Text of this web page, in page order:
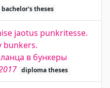
bachelor's theses
jaotus punkritesse.
bunkers.
в бункеры
diploma theses